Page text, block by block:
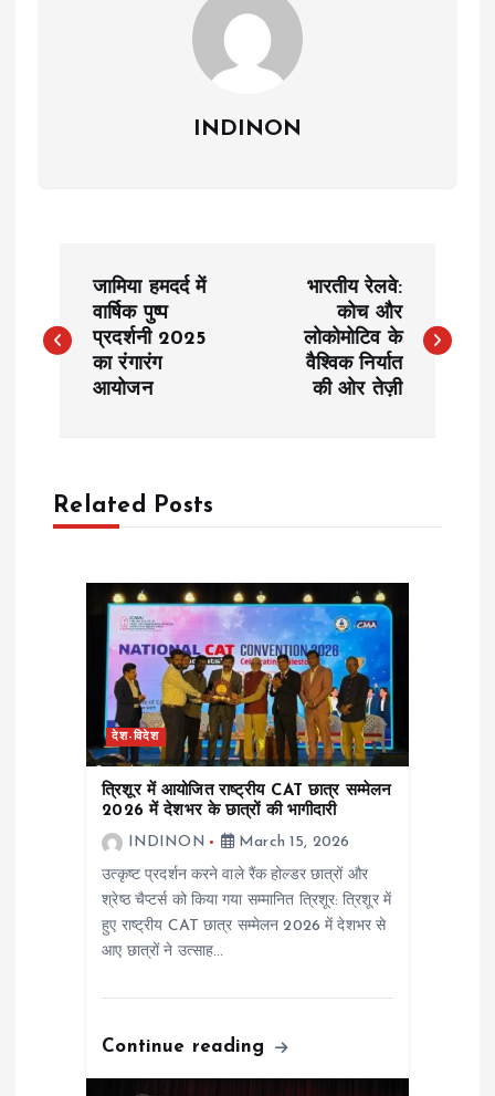
INDINON
o
n
a
जामिया हमदर्द में
वार्षिक पुष्प
प्रदर्शनी 2025
का रंगारंग
आयोजन
भारतीय रेलवे:
कोच और
लोकोमोटिव के
वैश्विक निर्यात
की ओर तेज़ी
Related Posts
देश-विदेश
त्रिशूर में आयोजित राष्ट्रीय CAT छात्र सम्मेलन
2026 में देशभर के छात्रों की भागीदारी
INDINON
March 15, 2026
उत्कृष्ट प्रदर्शन करने वाले रैंक होल्डर छात्रों और
श्रेष्ठ चैप्टर्स को किया गया सम्मानित त्रिशूर: त्रिशूर में
हुए राष्ट्रीय CAT छात्र सम्मेलन 2026 में देशभर से
आए छात्रों ने उत्साह…
Continue reading